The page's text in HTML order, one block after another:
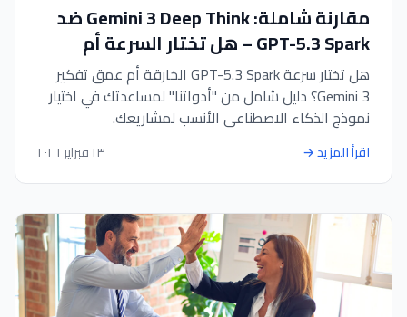
مقارنة شاملة: Gemini 3 Deep Think ضد
GPT-5.3 Spark – هل تختار السرعة أم
العمق؟
هل تختار سرعة GPT-5.3 Spark الخارقة أم عمق تفكير
Gemini 3؟ دليل شامل من "أدواتنا" لمساعدتك في اختيار
نموذج الذكاء الاصطناعي الأنسب لمشاريعك.
١٣ فبراير ٢٠٢٦ اقرأ المزيد→